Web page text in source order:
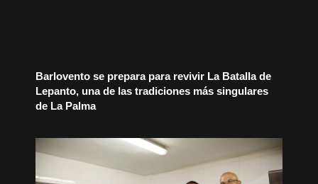
Barlovento se prepara para revivir La Batalla de
Lepanto, una de las tradiciones más singulares
de La Palma